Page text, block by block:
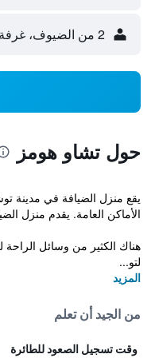
2 من الضيوف، غرفة واحدة
حول تشاو هومز
يقع منزل الضيافة في مدينة
الأماكن العامة. يقدم منزل الضيافة إقامة
هناك الكثير من وسائل
لتو...
المزيد
من الجيد أن تعلم
وقت تسجيل الصعود للطائرة